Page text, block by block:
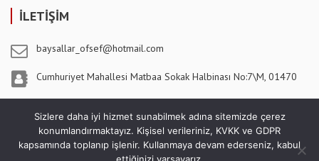
İLETİŞİM
baysallar_ofsef@hotmail.com
Cumhuriyet Mahallesi Matbaa Sokak Halbinası No:7\M, 01470
Sizlere daha iyi hizmet sunabilmek adına sitemizde çerez
konumlandırmaktayız. Kişisel verileriniz, KVKK ve GDPR
kapsamında toplanıp işlenir. Kullanmaya devam ederseniz, kabul